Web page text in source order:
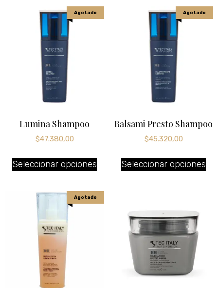
Agotado
Lumina Shampoo
$47.380,00
Seleccionar opciones
Agotado
Balsami Presto Shampoo
$45.320,00
Seleccionar opciones
Agotado